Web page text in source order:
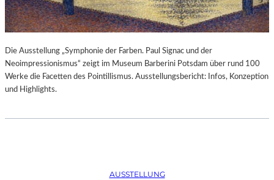
Die Ausstellung „Symphonie der Farben. Paul Signac und der
Neoimpressionismus“ zeigt im Museum Barberini Potsdam über rund 100
Werke die Facetten des Pointillismus. Ausstellungsbericht: Infos, Konzeption
und Highlights.
AUSSTELLUNG